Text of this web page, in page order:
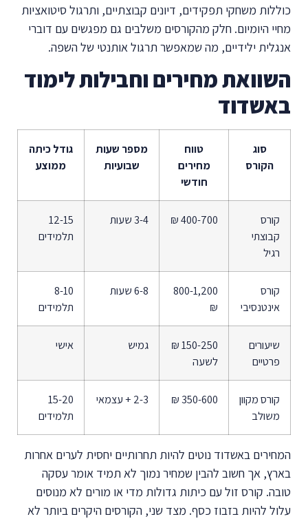
כוללות משחקי תפקידים, דיונים קבוצתיים, ותרגול סיטואציות
מחיי היומיום. חלק מהקורסים משלבים גם מפגשים עם דוברי
אנגלית ילידיים, מה שמאפשר תרגול אותנטי של השפה.
השוואת מחירים וחבילות לימוד
באשדוד
סוג
הקורס
טווח
מחירים
חודשי
מספר שעות
שבועיות
גודל כיתה
ממוצע
קורס
קבוצתי
רגיל
400-700 ₪ 3-4 שעות
12-15
תלמידים
קורס
אינטנסיבי
800-1,200
₪
6-8 שעות
8-10
תלמידים
שיעורים
פרטיים
150-250 ₪
לשעה
גמיש אישי
קורס מקוון
משולב
350-600 ₪ 2-3 + עצמאי
15-20
תלמידים
המחירים באשדוד נוטים להיות תחרותיים יחסית לערים אחרות
בארץ, אך חשוב להבין שמחיר נמוך לא תמיד אומר עסקה
טובה. קורס זול עם כיתות גדולות מדי או מורים לא מנוסים
עלול להיות בזבוז כסף. מצד שני, הקורסים היקרים ביותר לא